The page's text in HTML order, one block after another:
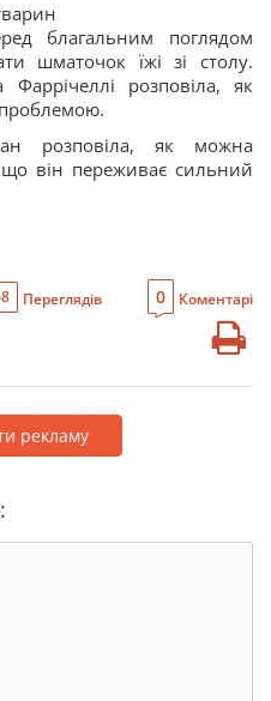
благальним поглядом
шматочок їжі зі столу.
Фаррічеллі розповіла, як
розповіла, як можна
він переживає сильний
Переглядів 0 Коментарі
рекламу